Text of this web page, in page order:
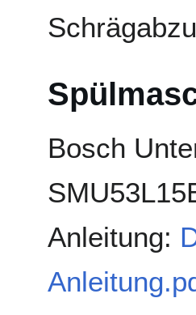
Bosch
Anleitung: